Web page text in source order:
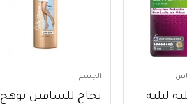
ليلية
الجسم
بخاخ للساقين توهج